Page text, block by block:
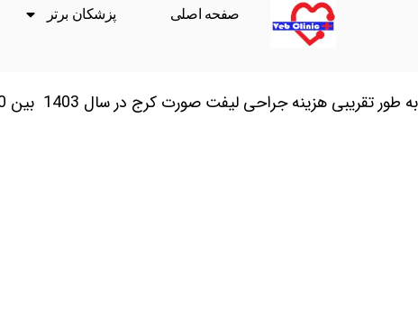
صفحه اصلی پزشکان برتر
به طور تقریبی هزینه جراحی لیفت صورت کرج در سال 1403 بین 40 تا 60 میلیون تومان محاسبه می شود . در ادامه همراه ما باشید و اطلاعات جامعی در این خصوص کسب نمایید .